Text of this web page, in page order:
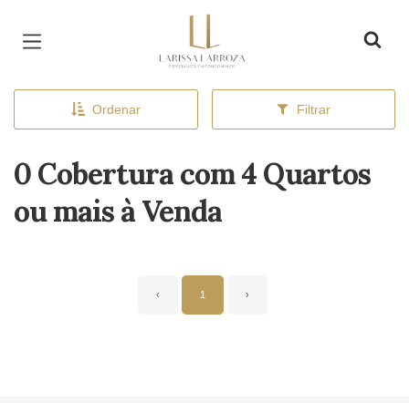
Ordenar Filtrar
0 Cobertura com 4 Quartos
ou mais à Venda
‹ 1 ›